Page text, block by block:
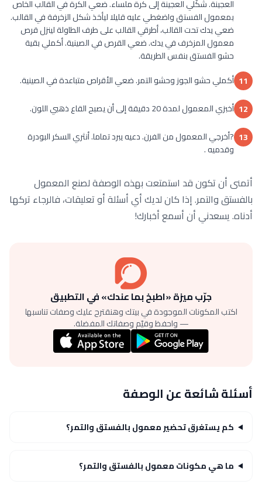
العجينة. شكّلي العجينة إلى كرة ملساء. ضعي الكرة في القالب الخاص
بمعمول الفستق واضغطي عليه قليلا ليأخذ شكل الزخرفة في القالب.
ضعي يدك تحت القالب، أطرقي القالب على طرف الطاولة لينزل قرص
معمول المزخرف في يدك. ضعي القرص في الصينية. أكملي بقية
حشو الفستق بنفس الطريقة.
11 أكملي حشو الجوز وحشو التمر. ضعي الأقراص متباعدة في الصينية.
12 أخبزي المعمول لمدة 20 دقيقة إلى أن يصبح القاع ذهبي اللون.
13 ?أخرجي المعمول من الفرن. دعيه يبرد تماما. أنثري السكر البودرة
وقدميه .
أتمنى أن تكون قد استمتعت بهذه الوصفة لصنع المعمول
بالفستق والتمر. إذا كان لديك أي أسئلة أو تعليقات، فالرجاء تركها
أدناه. يسعدني أن أسمع أخبارك!
جرّب ميزة «اطبخ بما عندك» في التطبيق
اكتب المكونات الموجودة في بيتك وهنقترح عليك وصفات تناسبها
— واحفظ وقيّم وصفاتك المفضلة.
أسئلة شائعة عن الوصفة
كم يستغرق تحضير معمول بالفستق والتمر؟
ما هي مكونات معمول بالفستق والتمر؟